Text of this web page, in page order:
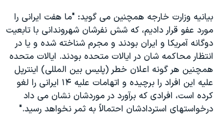
اسرائیل در جنگ
نرگس محمدی برنده جایزه نوبل صلح
همایش محافظه‌کاران آمریکا «سی‌پک»
صفحه‌های ویژه
سفر پرزیدنت ترامپ به چین
بیانیه وزارت خارجه همچنین می گوید: "ما هفت ایرانی را
مورد عفو قرار دادیم، که شش نفرشان شهروندانی با تابعیت
دوگانه آمریکا و ایران بودند و مجرم شناخته شده و یا در
انتظار محاکمه شان در ایالات متحده بودند. ایالات متحده
همچنین هر گونه اعلان خطر (پلیس بین المللی) اینترپل
علیه این افراد را برچیده و اتهامات علیه ۱۴ ایرانی را لغو
کرده است، افرادی که برآورد در موردشان نشان می داد
درخواستهای استردادشان احتمالاً به ثمر نخواهد رسید."